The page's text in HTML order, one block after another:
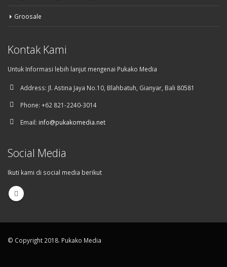
Groosale
Kontak Kami
Untuk Informasi lebih lanjut mengenai Pukako Media
Address: Jl. Astina Jaya No.10, Blahbatuh, Gianyar, Bali 80581
Phone: +62 821-2240-3014
Email: info@pukakomedia.net
Social Media
Ikuti kami di social media berikut
© Copyright 2018. Pukako Media